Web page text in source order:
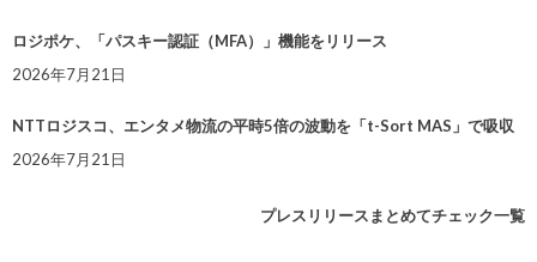
ロジポケ、「パスキー認証（MFA）」機能をリリース
2026年7月21日
NTTロジスコ、エンタメ物流の平時5倍の波動を「t-Sort MAS」で吸収
2026年7月21日
プレスリリースまとめてチェック一覧